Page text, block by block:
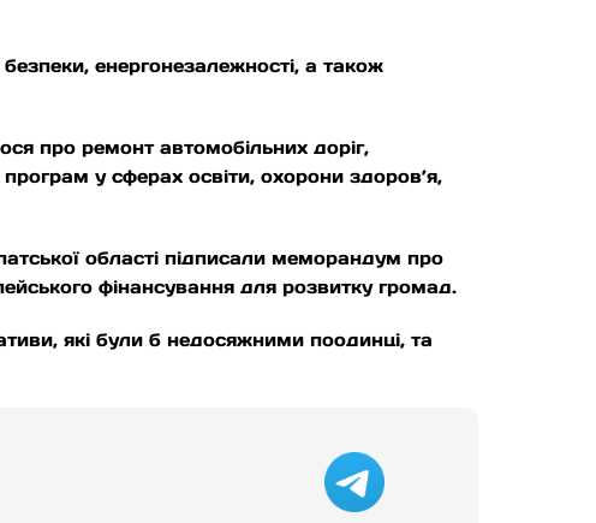
енергонезалежності, а також
про ремонт автомобільних доріг,
у сферах освіти, охорони здоров’я,
області підписали меморандум про
фінансування для розвитку громад.
які були б недосяжними поодинці, та